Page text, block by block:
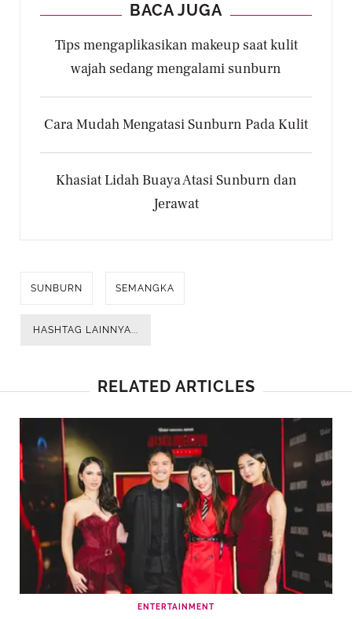
BACA JUGA
Tips mengaplikasikan makeup saat kulit
wajah sedang mengalami sunburn
Cara Mudah Mengatasi Sunburn Pada Kulit
Khasiat Lidah Buaya Atasi Sunburn dan
Jerawat
SUNBURN SEMANGKA
HASHTAG LAINNYA...
RELATED ARTICLES
ENTERTAINMENT